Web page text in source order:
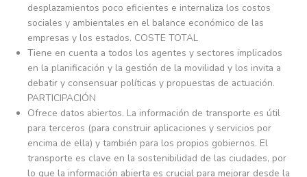
desplazamientos poco eficientes e internaliza los costos
sociales y ambientales en el balance económico de las
empresas y los estados. COSTE TOTAL
Tiene en cuenta a todos los agentes y sectores implicados
en la planificación y la gestión de la movilidad y los invita a
debatir y consensuar políticas y propuestas de actuación.
PARTICIPACIÓN
Ofrece datos abiertos. La información de transporte es útil
para terceros (para construir aplicaciones y servicios por
encima de ella) y también para los propios gobiernos. El
transporte es clave en la sostenibilidad de las ciudades, por
lo que la información abierta es crucial para mejorar desde la